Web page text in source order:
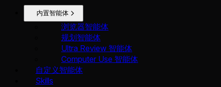
内置智能体
浏览器智能体
规划智能体
Ultra Review 智能体
Computer Use 智能体
自定义智能体
Skills